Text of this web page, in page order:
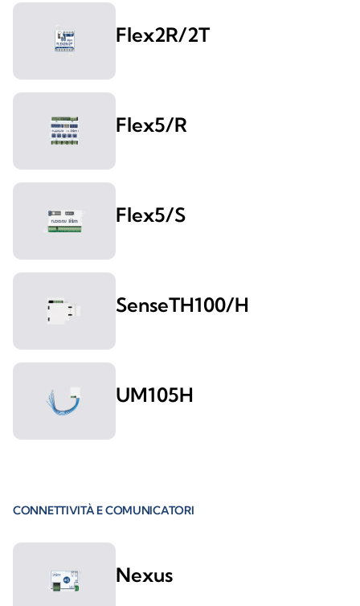
Flex2R/2T
Flex5/R
Flex5/S
SenseTH100/H
UM105H
CONNETTIVITÀ E COMUNICATORI
Nexus